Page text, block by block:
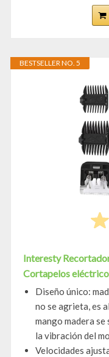
BESTSELLER NO. 5
Interesty
Cortapelos
Diseño único:
no se agrieta, es
mango madera
la vibración del
Velocidades